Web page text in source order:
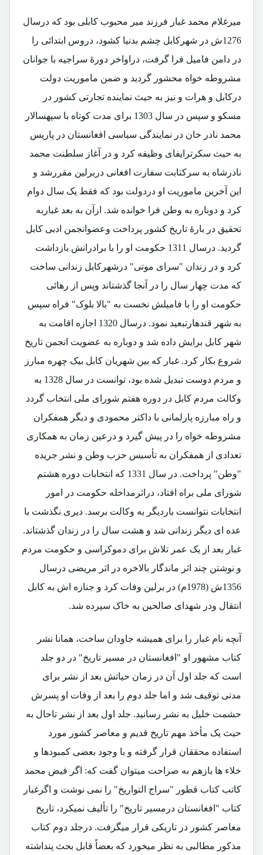
میرغلام محمد غبار فرزند میر محبوب کابلی بود که درسال
1276ش در شهرکابل چشم بدنیا کشود، دروس ابتدائی را
در دامن فامیل فرا گرفت، دراواخر دورۀ سراجیه با جوانان
مشروطه خواه محشور گردید و ضمن ماموریت دولت
درکابل و هرات و نیز به حیث نماینده تجارتی کشور در
مسکو و سپس در سال 1303 برای مدت کوتاه با سپهسالار
محمد نادر خان در نمایندگی سیاسی افغانستان در پاریس
به حیث سکرترایفای وظیفه کرد و در آغاز سلطنت محمد
نادرشاه به سرکتابت سفارت افغانی دربرلین مقررشد و
این آخرین ماموریت او دردولت بود که فقط یک سال دوام
کرد و دوباره به وطن فرا خوانده شد. ازآن به بعد غباربه
تحقیق در بارۀ تاریخ کشور پرداخت وعضوانجمن ادبی کابل
گردید. درسال 1311 حکومت او را با برادرانش بازداشت
کرد و در زندان "سرای موتی" درشهرکابل زندانی ساخت
که مدت چهار سال را در آنجا گذشتاند وپس از رهائی
حکومت او را با فامیلش نخست به "بالا بلوک" فراه سپس
به شهر قندهارتبعید نمود. درسال 1320 اجازه اقامت به
شهر کابل برایش داده شد و دوباره به عضویت انجمن تاریخ
شروع بکار کرد. غبار که بین شهریان کابل بیک چهره مبارز
و مردم دوست تبدیل شده بود، توانست در سال 1328 به
وکالت مردم کابل در دوره هفتم شورای ملی انتخاب گردد
و راه مبارزه پارلمانی با داکتر محمودی و دیگر همفکران
مشروطه خواه را در پیش گیرد و درعین زمان به همکاری
تعدادی از همفکران به تأسیس حزب وطن و نشر جریده
"وطن" پرداخت. در سال 1331 که انتخابات دوره هشتم
شورای ملی براه افتاد، دراثرمداخله حکومت در امور
انتخابات نتوانست باردیگر به وکالت برسد. دیری نگذشت با
عده ای دیگر زندانی شد و هشت سال را در زندان گذشتاند.
غبار بعد از یک عمر تلاش برای دموکراسی و حکومت مردم
و نوشتن چند اثر ماندگار بالاخره در اثر مریضی درسال
1356ش (1978م) در برلین وفات کرد و جنازه اش به کابل
انتقال ودر شهدای صالحین به خاک سپرده شد.
آنچه نام غبار را برای همیشه جاودان ساخت، همانا نشر
کتاب مشهور او "افغانستان در مسیر تاریخ" در دو جلد
است که جلد اول آن در زمان حیاتش بعد از نشر برای
مدتی توقیف شد و اما جلد دوم را بعد از وفات او پسرش
حشمت خلیل به نشر رسانید. جلد اول بعد از نشر تاحال به
حیث یک مأخذ مهم تاریخ قدیم و معاصر کشور مورد
استفاده محققان قرار گرفته و با وجود بعضی کمبودها و
خلاء ها بازهم به صراحت میتوان گفت که: اگر فیض محمد
کاتب کتاب قطور "سراج التواریخ" را نمی نوشت و اگرغبار
کتاب "افغانستان درمسیر تاریخ" را تألیف نمیکرد، تاریخ
معاصر کشور در تاریکی قرار میگرفت. درجلد دوم کتاب
مذکور مطالبی به نظر میخورد که بعضاً قابل بحث پنداشته